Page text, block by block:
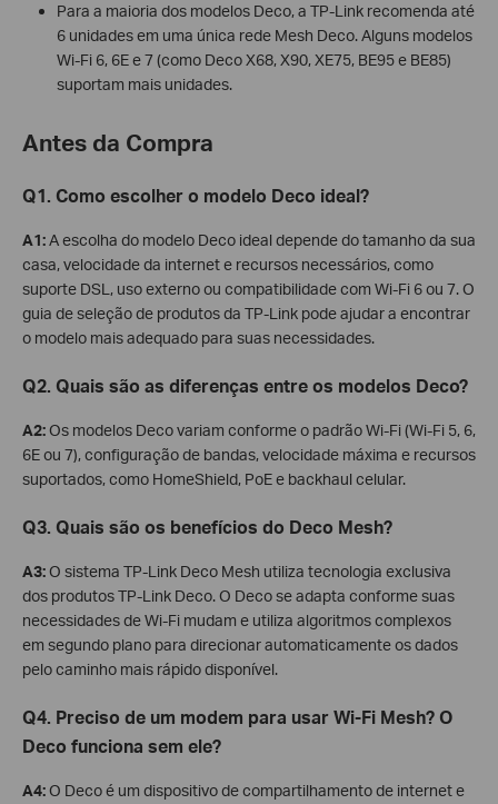
Para a maioria dos modelos Deco, a TP-Link recomenda até
6 unidades em uma única rede Mesh Deco. Alguns modelos
Wi-Fi 6, 6E e 7 (como Deco X68, X90, XE75, BE95 e BE85)
suportam mais unidades.
Antes da Compra
Q1. Como escolher o modelo Deco ideal?
A1:A escolha do modelo Deco ideal depende do tamanho da sua
casa, velocidade da internet e recursos necessários, como
suporte DSL, uso externo ou compatibilidade com Wi-Fi 6 ou 7. O
guia de seleção de produtos da TP-Link pode ajudar a encontrar
o modelo mais adequado para suas necessidades.
Q2. Quais são as diferenças entre os modelos Deco?
A2:Os modelos Deco variam conforme o padrão Wi-Fi (Wi-Fi 5, 6,
6E ou 7), configuração de bandas, velocidade máxima e recursos
suportados, como HomeShield, PoE e backhaul celular.
Q3. Quais são os benefícios do Deco Mesh?
A3:O sistema TP-Link Deco Mesh utiliza tecnologia exclusiva
dos produtos TP-Link Deco. O Deco se adapta conforme suas
necessidades de Wi-Fi mudam e utiliza algoritmos complexos
em segundo plano para direcionar automaticamente os dados
pelo caminho mais rápido disponível.
Q4. Preciso de um modem para usar Wi-Fi Mesh? O
Deco funciona sem ele?
A4:O Deco é um dispositivo de compartilhamento de internet e